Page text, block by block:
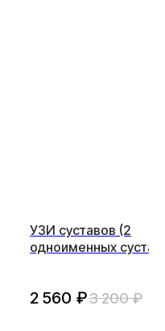
УЗИ суставов (2
одноименных
2 560 ₽3 200 ₽